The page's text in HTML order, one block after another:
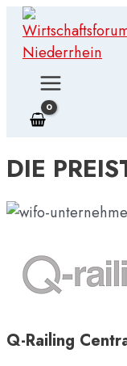
Zum
Inhalt
springen
MAIN
MENU
DIE
Q-Railing